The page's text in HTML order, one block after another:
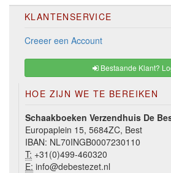
KLANTENSERVICE
Creeer een Account
Bestaande Klant?
HOE ZIJN WE TE BEREIKEN
Schaakboeken Verzendhuis De
Europaplein 15, 5684ZC, Best
IBAN: NL70INGB0007230110
T: +31(0)499-460320
E: info@debestezet.nl